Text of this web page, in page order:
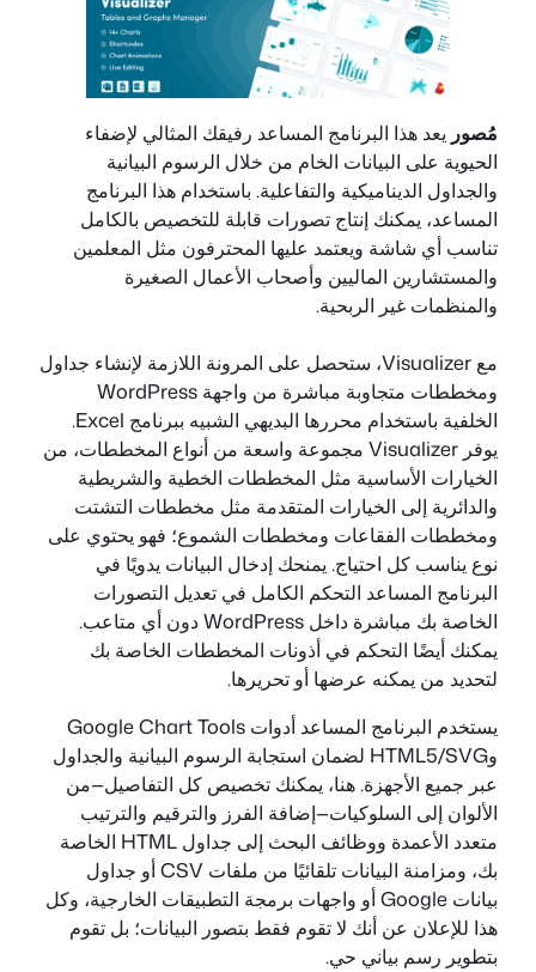
مُصوريعد هذا البرنامج المساعد رفيقك المثالي لإضفاء
الحيوية على البيانات الخام من خلال الرسوم البيانية
والجداول الديناميكية والتفاعلية. باستخدام هذا البرنامج
المساعد، يمكنك إنتاج تصورات قابلة للتخصيص بالكامل
تناسب أي شاشة ويعتمد عليها المحترفون مثل المعلمين
والمستشارين الماليين وأصحاب الأعمال الصغيرة
والمنظمات غير الربحية.
مع Visualizer، ستحصل على المرونة اللازمة لإنشاء جداول
ومخططات متجاوبة مباشرة من واجهة WordPress
الخلفية باستخدام محررها البديهي الشبيه ببرنامج Excel.
يوفر Visualizer مجموعة واسعة من أنواع المخططات، من
الخيارات الأساسية مثل المخططات الخطية والشريطية
والدائرية إلى الخيارات المتقدمة مثل مخططات التشتت
ومخططات الفقاعات ومخططات الشموع؛ فهو يحتوي على
نوع يناسب كل احتياج. يمنحك إدخال البيانات يدويًا في
البرنامج المساعد التحكم الكامل في تعديل التصورات
الخاصة بك مباشرة داخل WordPress دون أي متاعب.
يمكنك أيضًا التحكم في أذونات المخططات الخاصة بك
لتحديد من يمكنه عرضها أو تحريرها.
يستخدم البرنامج المساعد أدوات Google Chart Tools
وHTML5/SVG لضمان استجابة الرسوم البيانية والجداول
عبر جميع الأجهزة. هنا، يمكنك تخصيص كل التفاصيل—من
الألوان إلى السلوكيات—إضافة الفرز والترقيم والترتيب
متعدد الأعمدة ووظائف البحث إلى جداول HTML الخاصة
بك، ومزامنة البيانات تلقائيًا من ملفات CSV أو جداول
بيانات Google أو واجهات برمجة التطبيقات الخارجية، وكل
هذا للإعلان عن أنك لا تقوم فقط بتصور البيانات؛ بل تقوم
بتطوير رسم بياني حي.